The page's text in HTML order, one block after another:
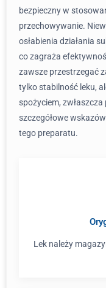
bezpieczny w
przechowywanie.
osłabienia działania
co zagraża
zawsze przestrzegać
tylko stabilność leku,
spożyciem,
szczegółowe
tego preparatu.
Lek należy